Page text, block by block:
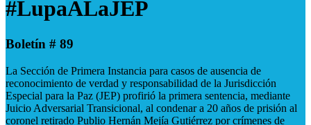
#LupaALaJEP
Boletín # 89
La Sección de Primera Instancia para casos de ausencia de
reconocimiento de verdad y responsabilidad de la Jurisdicción
Especial para la Paz (JEP) profirió la primera sentencia, mediante
Juicio Adversarial Transicional, al condenar a 20 años de prisión al
coronel retirado Publio Hernán Mejía Gutiérrez por crímenes de